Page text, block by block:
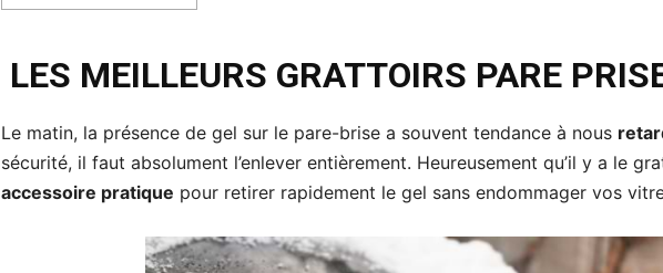
LES MEILLEURS GRATTOIRS PARE
Le matin, la présence de gel sur le pare-brise a souvent tendance à nous
sécurité, il faut absolument l’enlever entièrement. Heureusement qu’il y a le
accessoire pratique pour retirer rapidement le gel sans endommager vos